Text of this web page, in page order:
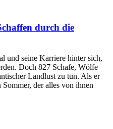
durch die
und seine Karriere hinter sich,
Doch 827 Schafe, Wölfe
Landlust zu tun. Als er
der alles von ihnen